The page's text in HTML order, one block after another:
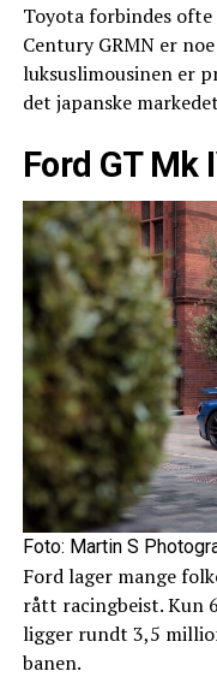
Toyota forbindes ofte
Century GRMN er
luksuslimousinen er
det japanske
Ford GT Mk
Foto: Martin S
Ford lager mange
rått racingbeist. Kun
ligger rundt 3,5
banen.